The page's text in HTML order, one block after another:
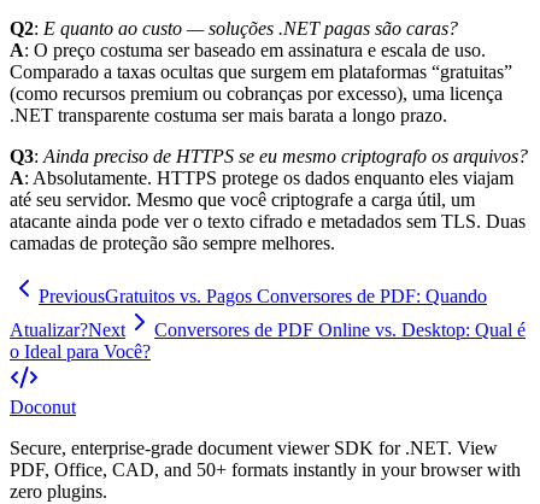
Q2: E quanto ao custo — soluções .NET pagas são caras?
A: O preço costuma ser baseado em assinatura e escala de uso.
Comparado a taxas ocultas que surgem em plataformas “gratuitas”
(como recursos premium ou cobranças por excesso), uma licença
.NET transparente costuma ser mais barata a longo prazo.
Q3: Ainda preciso de HTTPS se eu mesmo criptografo os arquivos?
A: Absolutamente. HTTPS protege os dados enquanto eles viajam
até seu servidor. Mesmo que você criptografe a carga útil, um
atacante ainda pode ver o texto cifrado e metadados sem TLS. Duas
camadas de proteção são sempre melhores.
PreviousGratuitos vs. Pagos Conversores de PDF: Quando
Atualizar?Next
Conversores de PDF Online vs. Desktop: Qual é
o Ideal para Você?
Doconut
Secure, enterprise-grade document viewer SDK for .NET. View
PDF, Office, CAD, and 50+ formats instantly in your browser with
zero plugins.